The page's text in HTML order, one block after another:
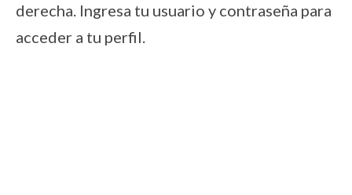
derecha. Ingresa tu usuario y contraseña para
acceder a tu perfil.